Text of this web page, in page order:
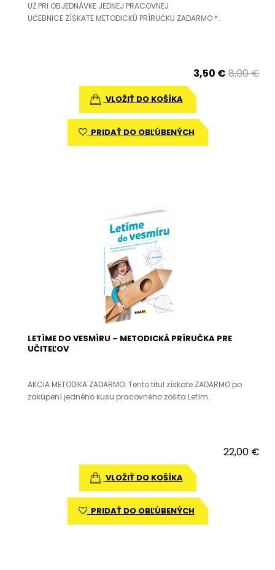
UŽ PRI OBJEDNÁVKE JEDNEJ PRACOVNEJ
UČEBNICE ZÍSKATE METODICKÚ PRÍRUČKU ZADARMO *..
3,50 € 8,00 €
VLOŽIŤ DO KOŠÍKA
PRIDAŤ DO OBĽÚBENÝCH
LETÍME DO VESMÍRU – METODICKÁ PRÍRUČKA PRE
UČITEĽOV
AKCIA METODIKA ZADARMO: Tento titul získate ZADARMO po
zakúpení jedného kusu pracovného zošita Letím..
22,00 €
VLOŽIŤ DO KOŠÍKA
PRIDAŤ DO OBĽÚBENÝCH